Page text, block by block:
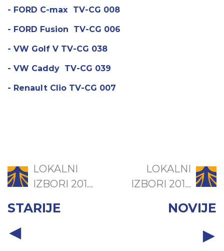
- FORD C-max TV-CG 008
- FORD Fusion TV-CG 006
- VW Golf V TV-CG 038
- VW Caddy TV-CG 039
- Renault Clio TV-CG 007
LOKALNI
IZBORI 201...
STARIJE
LOKALNI
IZBORI 201...
NOVIJE